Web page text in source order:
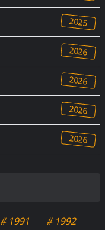
2025
2026
2026
2026
2026
# 1991
# 1992